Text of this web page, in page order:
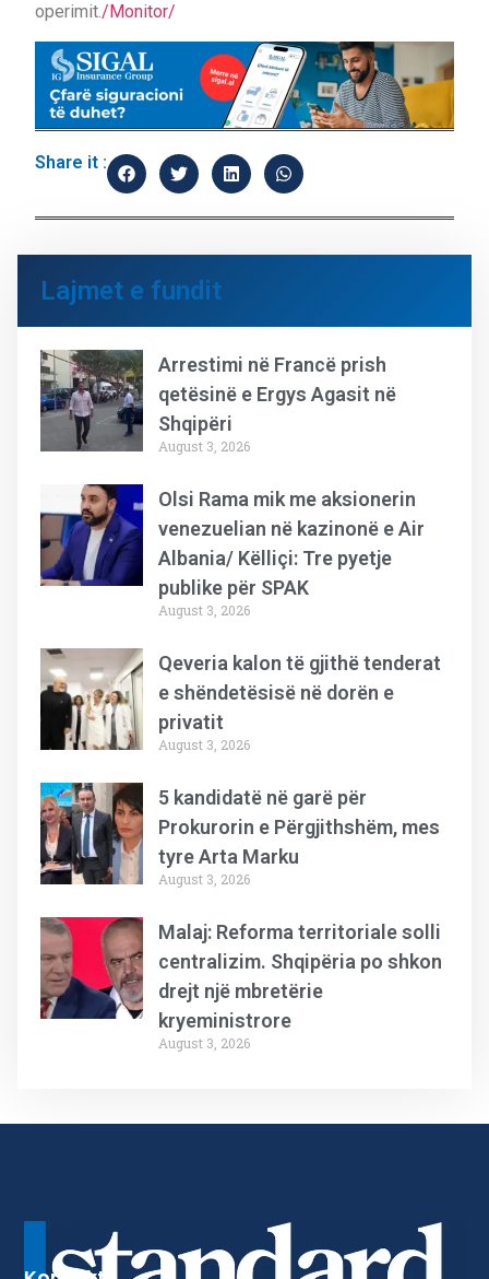
operimit./Monitor/
Share it :
Lajmet e fundit
Arrestimi në Francë prish
qetësinë e Ergys Agasit në
Shqipëri
August 3, 2026
Olsi Rama mik me aksionerin
venezuelian në kazinonë e Air
Albania/ Këlliçi: Tre pyetje
publike për SPAK
August 3, 2026
Qeveria kalon të gjithë tenderat
e shëndetësisë në dorën e
privatit
August 3, 2026
5 kandidatë në garë për
Prokurorin e Përgjithshëm, mes
tyre Arta Marku
August 3, 2026
Malaj: Reforma territoriale solli
centralizim. Shqipëria po shkon
drejt një mbretërie
kryeministrore
August 3, 2026